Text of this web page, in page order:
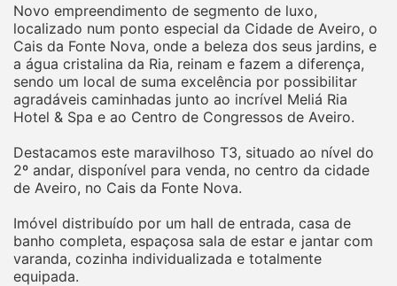
Novo empreendimento de segmento de luxo,
localizado num ponto especial da Cidade de Aveiro, o
Cais da Fonte Nova, onde a beleza dos seus jardins, e
a água cristalina da Ria, reinam e fazem a diferença,
sendo um local de suma excelência por possibilitar
agradáveis caminhadas junto ao incrível Meliá Ria
Hotel & Spa e ao Centro de Congressos de Aveiro.
Destacamos este maravilhoso T3, situado ao nível do
2º andar, disponível para venda, no centro da cidade
de Aveiro, no Cais da Fonte Nova.
Imóvel distribuído por um hall de entrada, casa de
banho completa, espaçosa sala de estar e jantar com
varanda, cozinha individualizada e totalmente
equipada.